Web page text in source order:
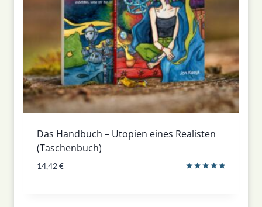
Das Handbuch – Utopien eines Realisten
(Taschenbuch)
14,42€